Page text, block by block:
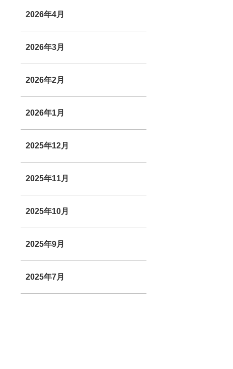
2026年4月
2026年3月
2026年2月
2026年1月
2025年12月
2025年11月
2025年10月
2025年9月
2025年7月